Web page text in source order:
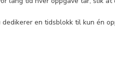
en tidsblokk til kun én